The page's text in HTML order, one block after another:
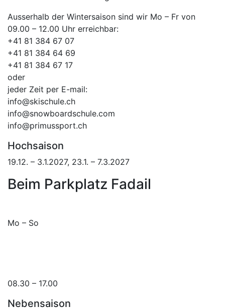
Ausserhalb der Wintersaison sind wir Mo – Fr von
09.00 – 12.00 Uhr erreichbar:
+41 81 384 67 07
+41 81 384 64 69
+41 81 384 67 17
oder
jeder Zeit per E-mail:
info@skischule.ch
info@snowboardschule.com
info@primussport.ch
Hochsaison
19.12. – 3.1.2027, 23.1. – 7.3.2027
Beim Parkplatz Fadail
Mo – So
08.30 – 17.00
Nebensaison